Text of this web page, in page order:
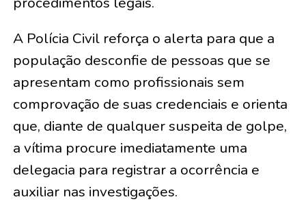
A Polícia Civil reforça o alerta para que a
população desconfie de pessoas que se
apresentam como profissionais sem
comprovação de suas credenciais e orienta
que, diante de qualquer suspeita de golpe,
a vítima procure imediatamente uma
delegacia para registrar a ocorrência e
auxiliar nas investigações.